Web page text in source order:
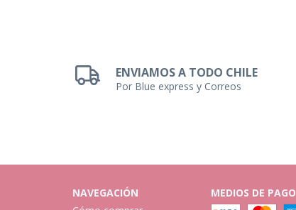
ENVIAMOS A TODO CHILE
Por Blue express y Correos
NAVEGACIÓN
MEDIOS DE PAGO